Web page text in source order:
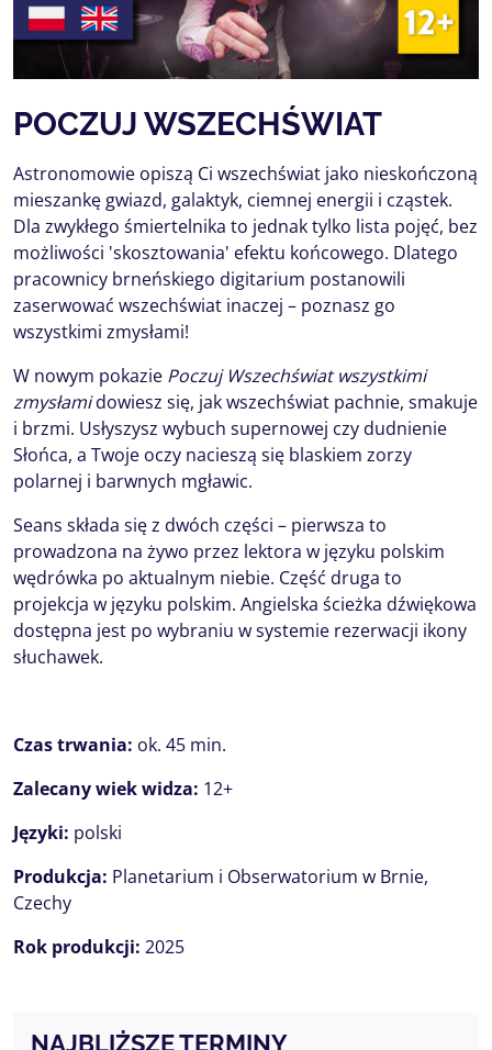
POCZUJ WSZECHŚWIAT
Astronomowie opiszą Ci wszechświat jako nieskończoną
mieszankę gwiazd, galaktyk, ciemnej energii i cząstek.
Dla zwykłego śmiertelnika to jednak tylko lista pojęć, bez
możliwości 'skosztowania' efektu końcowego. Dlatego
pracownicy brneńskiego digitarium postanowili
zaserwować wszechświat inaczej – poznasz go
wszystkimi zmysłami!
W nowym pokazie Poczuj Wszechświat wszystkimi
zmysłamidowiesz się, jak wszechświat pachnie, smakuje
i brzmi. Usłyszysz wybuch supernowej czy dudnienie
Słońca, a Twoje oczy nacieszą się blaskiem zorzy
polarnej i barwnych mgławic.
Seans składa się z dwóch części – pierwsza to
prowadzona na żywo przez lektora w języku polskim
wędrówka po aktualnym niebie. Część druga to
projekcja w języku polskim. Angielska ścieżka dźwiękowa
dostępna jest po wybraniu w systemie rezerwacji ikony
słuchawek.
Czas trwania: ok. 45 min.
Zalecany wiek widza: 12+
Języki: polski
Produkcja: Planetarium i Obserwatorium w Brnie,
Czechy
Rok produkcji: 2025
NAJBLIŻSZE TERMINY